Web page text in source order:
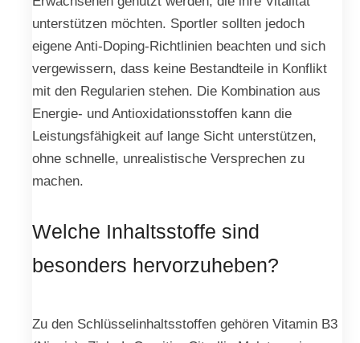
unterstützen möchten. Sportler sollten jedoch
eigene Anti-Doping-Richtlinien beachten und sich
vergewissern, dass keine Bestandteile in Konflikt
mit den Regularien stehen. Die Kombination aus
Energie- und Antioxidationsstoffen kann die
Leistungsfähigkeit auf lange Sicht unterstützen,
ohne schnelle, unrealistische Versprechen zu
machen.
Welche Inhaltsstoffe sind
besonders hervorzuheben?
Zu den Schlüsselinhaltsstoffen gehören Vitamin B3